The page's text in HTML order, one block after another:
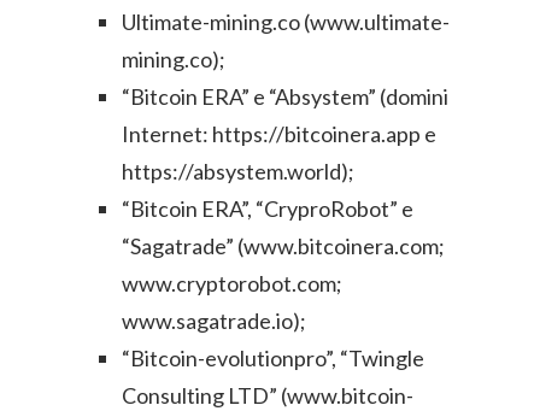
Ultimate-mining.co (www.ultimate-
mining.co);
“Bitcoin ERA” e “Absystem” (domini
Internet: https://bitcoinera.app e
https://absystem.world);
“Bitcoin ERA”, “CryproRobot” e
“Sagatrade” (www.bitcoinera.com;
www.cryptorobot.com;
www.sagatrade.io);
“Bitcoin-evolutionpro”, “Twingle
Consulting LTD” (www.bitcoin-